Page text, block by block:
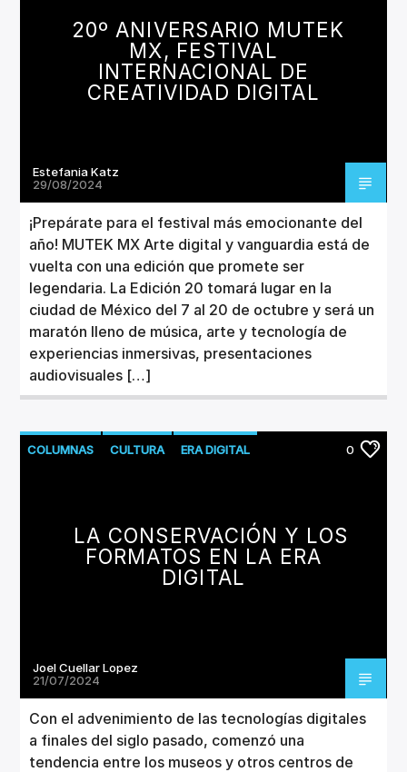
20º ANIVERSARIO MUTEK
MX, FESTIVAL
INTERNACIONAL DE
CREATIVIDAD DIGITAL
Estefania Katz
29/08/2024
¡Prepárate para el festival más emocionante del
año! MUTEK MX Arte digital y vanguardia está de
vuelta con una edición que promete ser
legendaria. La Edición 20 tomará lugar en la
ciudad de México del 7 al 20 de octubre y será un
maratón lleno de música, arte y tecnología de
experiencias inmersivas, presentaciones
audiovisuales […]
COLUMNAS CULTURA ERA DIGITAL 0
LA CONSERVACIÓN Y LOS
FORMATOS EN LA ERA
DIGITAL
Joel Cuellar Lopez
21/07/2024
Con el advenimiento de las tecnologías digitales
a finales del siglo pasado, comenzó una
tendencia entre los museos y otros centros de